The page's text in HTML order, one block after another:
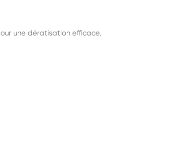
une dératisation efficace,